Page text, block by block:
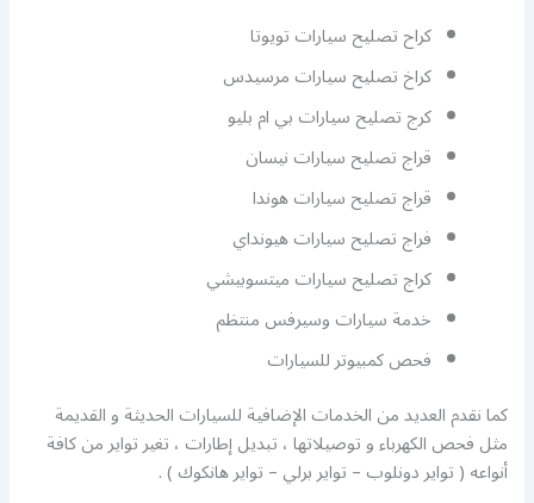
كراح تصليح سيارات تويوتا
كراخ تصليح سيارات مرسيدس
كرج تصليح سيارات بي ام بليو
قراج تصليح سيارات نيسان
قراج تصليح سيارات هوندا
فراج تصليح سيارات هيونداي
كراج تصليح سيارات ميتسوبيشي
خدمة سيارات وسيرفس منتظم
فحص كمبيوتر للسيارات
كما نقدم العديد من الخدمات الإضافية للسيارات الحديثة و القديمة
مثل فحص الكهرباء و توصيلاتها ، تبديل إطارات ، تغير تواير من كافة
أنواعه ( تواير دونلوب – تواير برلي – تواير هانكوك ) .